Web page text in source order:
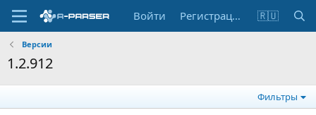
Войти Регистрация 🇷🇺
Версии
1.2.912
Фильтры